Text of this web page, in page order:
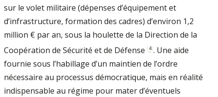
sur le volet militaire (dépenses d’équipement et
d’infrastructure, formation des cadres) d’environ 1,2
million € par an, sous la houlette de la Direction de la
Coopération de Sécurité et de Défense [4]. Une aide
fournie sous l’habillage d’un maintien de l’ordre
nécessaire au processus démocratique, mais en réalité
indispensable au régime pour mater d’éventuels